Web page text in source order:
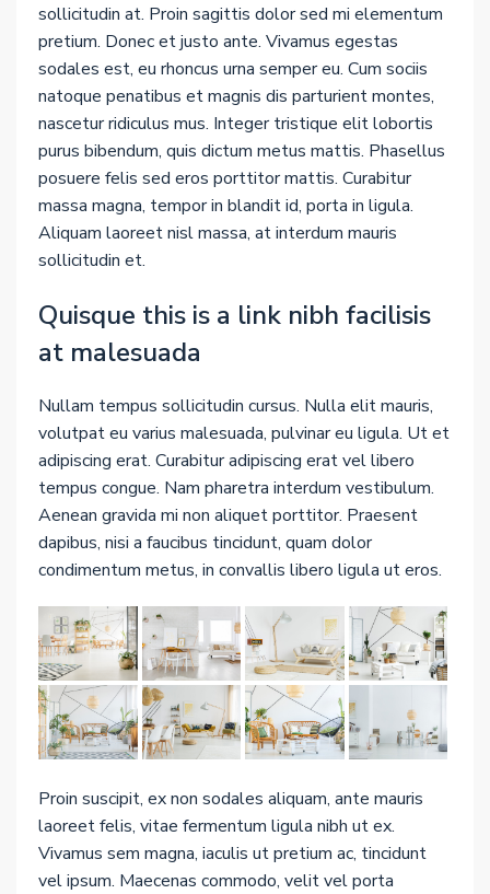
sollicitudin at. Proin sagittis dolor sed mi elementum
pretium. Donec et justo ante. Vivamus egestas
sodales est, eu rhoncus urna semper eu. Cum sociis
natoque penatibus et magnis dis parturient montes,
nascetur ridiculus mus. Integer tristique elit lobortis
purus bibendum, quis dictum metus mattis. Phasellus
posuere felis sed eros porttitor mattis. Curabitur
massa magna, tempor in blandit id, porta in ligula.
Aliquam laoreet nisl massa, at interdum mauris
sollicitudin et.
Quisque this is a link nibh facilisis
at malesuada
Nullam tempus sollicitudin cursus. Nulla elit mauris,
volutpat eu varius malesuada, pulvinar eu ligula. Ut et
adipiscing erat. Curabitur adipiscing erat vel libero
tempus congue. Nam pharetra interdum vestibulum.
Aenean gravida mi non aliquet porttitor. Praesent
dapibus, nisi a faucibus tincidunt, quam dolor
condimentum metus, in convallis libero ligula ut eros.
Proin suscipit, ex non sodales aliquam, ante mauris
laoreet felis, vitae fermentum ligula nibh ut ex.
Vivamus sem magna, iaculis ut pretium ac, tincidunt
vel ipsum. Maecenas commodo, velit vel porta